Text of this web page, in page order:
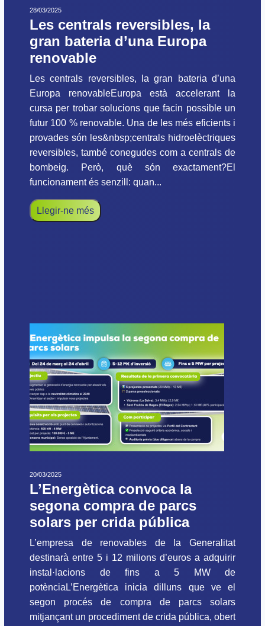
28/03/2025
Les centrals reversibles, la
gran bateria d’una Europa
renovable
Les centrals reversibles, la gran bateria d’una
Europa renovableEuropa està accelerant la
cursa per trobar solucions que facin possible un
futur 100 % renovable. Una de les més eficients i
provades són les&nbsp;centrals hidroelèctriques
reversibles, també conegudes com a centrals de
bombeig. Però, què són exactament?El
funcionament és senzill: quan...
Llegir-ne més
20/03/2025
L’Energètica convoca la
segona compra de parcs
solars per crida pública
L’empresa de renovables de la Generalitat
destinarà entre 5 i 12 milions d’euros a adquirir
instal·lacions de fins a 5 MW de
potènciaL’Energètica inicia dilluns que ve el
segon procés de compra de parcs solars
mitjançant un procediment de crida pública, obert